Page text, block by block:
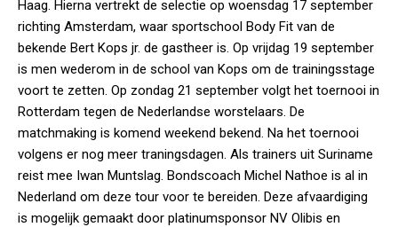
Haag. Hierna vertrekt de selectie op woensdag 17 september
richting Amsterdam, waar sportschool Body Fit van de
bekende Bert Kops jr. de gastheer is. Op vrijdag 19 september
is men wederom in de school van Kops om de trainingsstage
voort te zetten. Op zondag 21 september volgt het toernooi in
Rotterdam tegen de Nederlandse worstelaars. De
matchmaking is komend weekend bekend. Na het toernooi
volgens er nog meer traningsdagen. Als trainers uit Suriname
reist mee Iwan Muntslag. Bondscoach Michel Nathoe is al in
Nederland om deze tour voor te bereiden. Deze afvaardiging
is mogelijk gemaakt door platinumsponsor NV Olibis en